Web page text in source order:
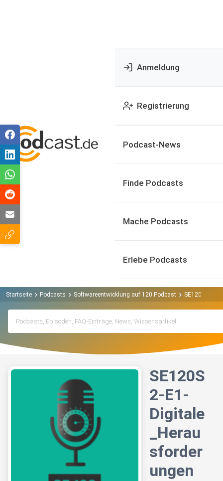
Anmeldung
Registrierung
Podcast-News
Finde Podcasts
Mache Podcasts
Erlebe Podcasts
Startseite Podcasts Softwareentwicklung auf 120 Podcast SE120S2-E1-
SE120S
2-E1-
Digitale
_Herau
sforder
ungen